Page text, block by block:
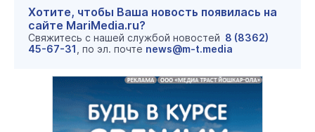
Хотите, чтобы Ваша новость появилась на
сайте MariMedia.ru?
Свяжитесь с нашей службой новостей 8 (8362)
45-67-31 , по эл. почте news@m-t.media